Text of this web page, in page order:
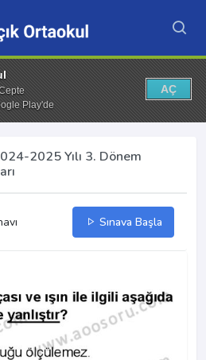
Play'de
AÇ
2025 Yılı 3. Dönem
Sınava Başla